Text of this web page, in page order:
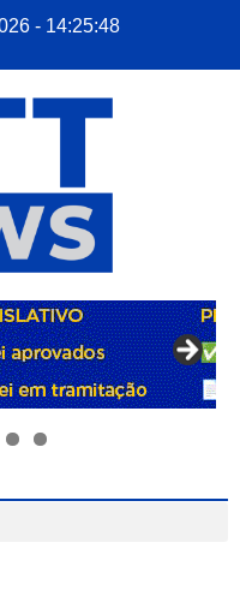
- 14:25:49